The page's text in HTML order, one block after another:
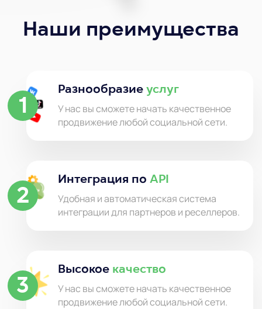
Наши преимущества
1
Разнообразиеуслуг
У нас вы сможете начать качественное
продвижение любой социальной сети.
2
Интеграция по API
Удобная и автоматическая система
интеграции для партнеров и реселлеров.
3
Высокое качество
У нас вы сможете начать качественное
продвижение любой социальной сети.